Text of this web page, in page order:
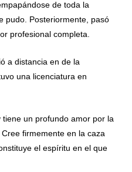
de toda la
pudo. Posteriormente, pasó
profesional completa.
a distancia en de la
una licenciatura en
un profundo amor por la
firmemente en la caza
el espíritu en el que